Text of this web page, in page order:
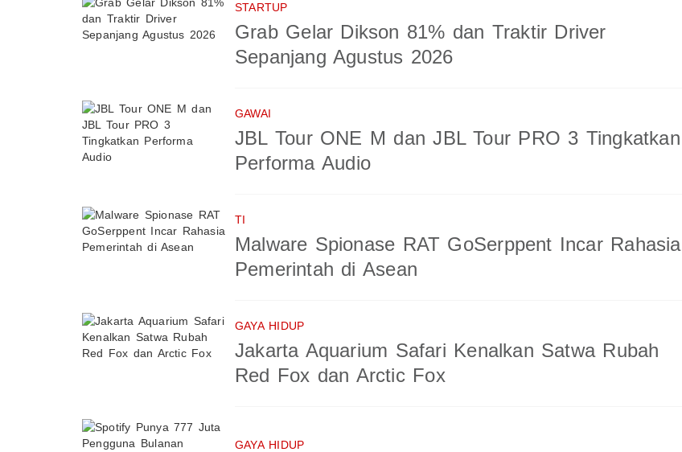
STARTUP
Grab Gelar Dikson 81% dan Traktir Driver
Sepanjang Agustus 2026
GAWAI
JBL Tour ONE M dan JBL Tour PRO 3 Tingkatkan
Performa Audio
TI
Malware Spionase RAT GoSerppent Incar Rahasia
Pemerintah di Asean
GAYA HIDUP
Jakarta Aquarium Safari Kenalkan Satwa Rubah
Red Fox dan Arctic Fox
GAYA HIDUP